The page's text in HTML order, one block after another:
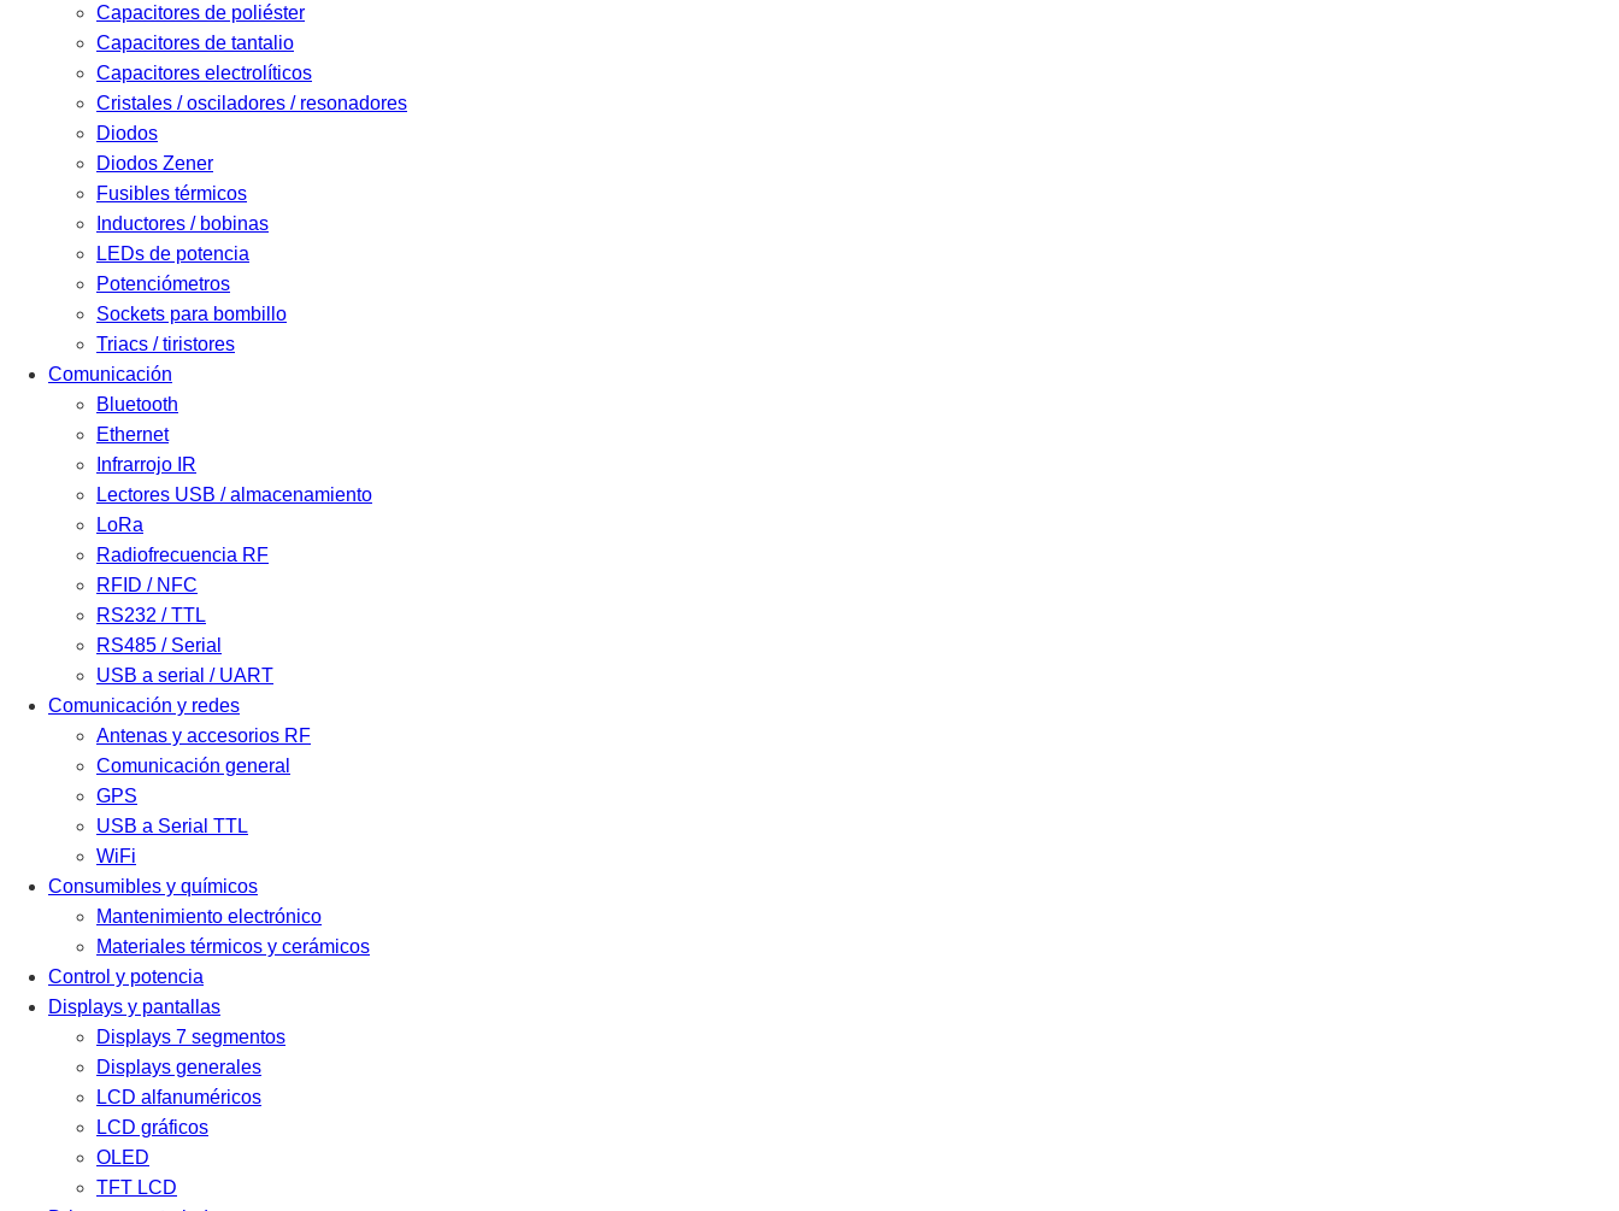
Capacitores de poliéster
Capacitores de tantalio
Capacitores electrolíticos
Cristales / osciladores / resonadores
Diodos
Diodos Zener
Fusibles térmicos
Inductores / bobinas
LEDs de potencia
Potenciómetros
Sockets para bombillo
Triacs / tiristores
Comunicación
Bluetooth
Ethernet
Infrarrojo IR
Lectores USB / almacenamiento
LoRa
Radiofrecuencia RF
RFID / NFC
RS232 / TTL
RS485 / Serial
USB a serial / UART
Comunicación y redes
Antenas y accesorios RF
Comunicación general
GPS
USB a Serial TTL
WiFi
Consumibles y químicos
Mantenimiento electrónico
Materiales térmicos y cerámicos
Control y potencia
Displays y pantallas
Displays 7 segmentos
Displays generales
LCD alfanuméricos
LCD gráficos
OLED
TFT LCD